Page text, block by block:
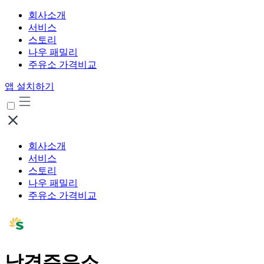
회사소개
서비스
스토리
나우 패밀리
주유소 가격비교
앱 설치하기
회사소개
서비스
스토리
나우 패밀리
주유소 가격비교